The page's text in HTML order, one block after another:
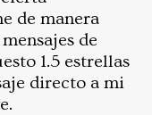
de manera
de
1.5 estrellas
directo a mi